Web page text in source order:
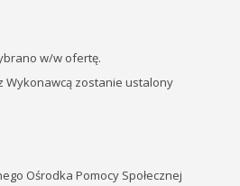
w/w ofertę.
Wykonawcą zostanie ustalony
Ośrodka Pomocy Społecznej